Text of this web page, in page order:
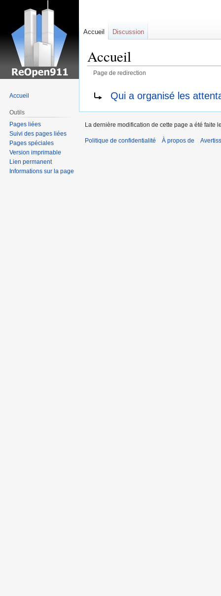
Accueil
Page de redirection
la
navigation
la
recherche
Rediriger vers :Qui a organisé les
Accueil Discussion
Accueil
Outils
Pages liées
Suivi des pages liées
Pages spéciales
Version imprimable
Lien permanent
Informations sur la page
La dernière modification de cette page a été faite
Politique de confidentialité À propos de